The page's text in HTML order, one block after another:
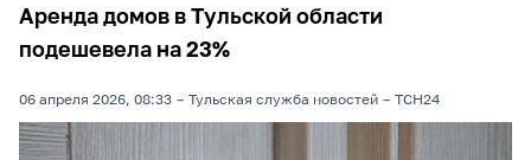
Аренда домов в Тульской области
подешевела на 23%
06 апреля 2026, 08:33 Тульская служба новостей ТСН24